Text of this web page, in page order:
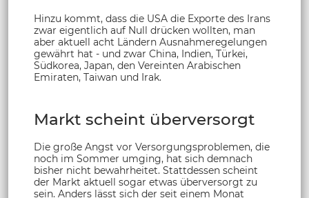
Hinzu kommt, dass die USA die Exporte des Irans
zwar eigentlich auf Null drücken wollten, man
aber aktuell acht Ländern Ausnahmeregelungen
gewährt hat - und zwar China, Indien, Türkei,
Südkorea, Japan, den Vereinten Arabischen
Emiraten, Taiwan und Irak.
Markt scheint überversorgt
Die große Angst vor Versorgungsproblemen, die
noch im Sommer umging, hat sich demnach
bisher nicht bewahrheitet. Stattdessen scheint
der Markt aktuell sogar etwas überversorgt zu
sein. Anders lässt sich der seit einem Monat